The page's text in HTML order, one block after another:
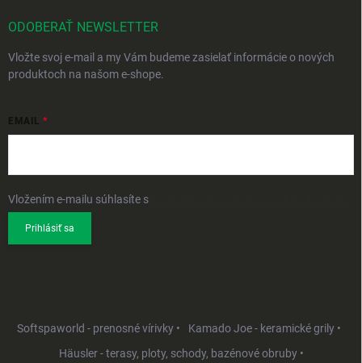
ODOBERAŤ NEWSLETTER
Vložte svoj e-mail a my Vám budeme zasielať informácie o nových
produktoch na našom e-shope.
EMAIL
Vložením e-mailu súhlasíte s
Prihlásiť sa
Softspaworld - prenosné vírivky •
Kamado Joe - keramické grily •
Häusler - terasy, ploty, schody, bazénové obruby •